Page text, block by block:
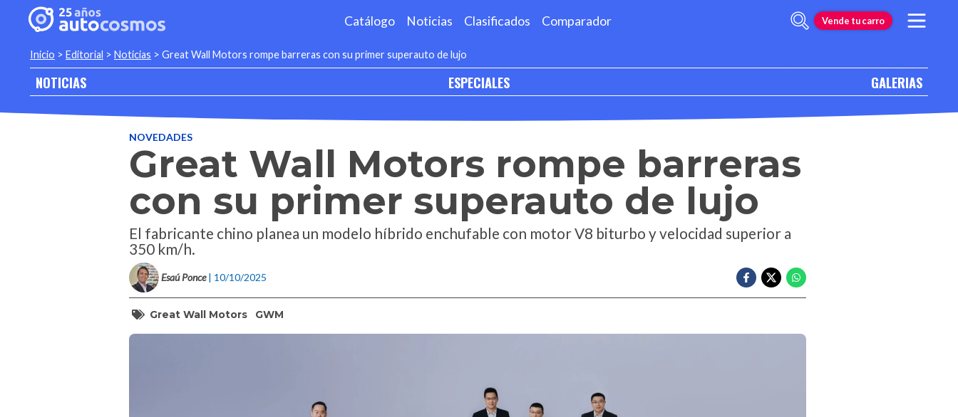
Catálogo Noticias Clasificados Comparador Vende tu carro
Inicio > Editorial > Noticias > Great Wall Motors rompe barreras con su primer superauto de lujo
NOTICIAS ESPECIALES GALERIAS
NOVEDADES
Great Wall Motors rompe barreras
con su primer superauto de lujo
El fabricante chino planea un modelo híbrido enchufable con motor V8 biturbo y velocidad superior a
350 km/h.
Esaú Ponce | 10/10/2025
Great Wall Motors GWM